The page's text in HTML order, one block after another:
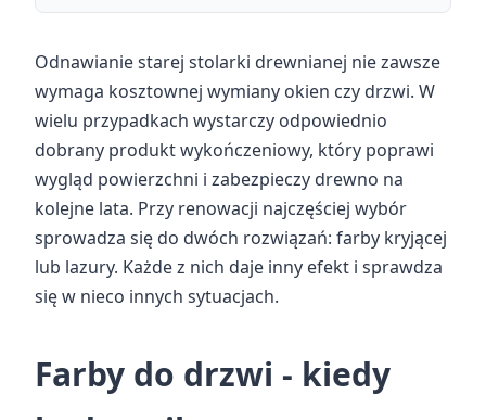
Odnawianie starej stolarki drewnianej nie zawsze
wymaga kosztownej wymiany okien czy drzwi. W
wielu przypadkach wystarczy odpowiednio
dobrany produkt wykończeniowy, który poprawi
wygląd powierzchni i zabezpieczy drewno na
kolejne lata. Przy renowacji najczęściej wybór
sprowadza się do dwóch rozwiązań: farby kryjącej
lub lazury. Każde z nich daje inny efekt i sprawdza
się w nieco innych sytuacjach.
Farby do drzwi - kiedy